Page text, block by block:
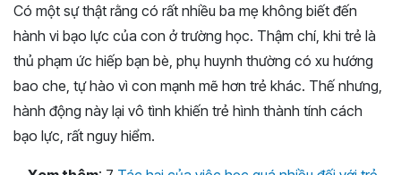
Có một sự thật rằng có rất nhiều ba mẹ không biết đến
hành vi bạo lực của con ở trường học. Thậm chí, khi trẻ là
thủ phạm ức hiếp bạn bè, phụ huynh thường có xu hướng
bao che, tự hào vì con mạnh mẽ hơn trẻ khác. Thế nhưng,
hành động này lại vô tình khiến trẻ hình thành tính cách
bạo lực, rất nguy hiểm.